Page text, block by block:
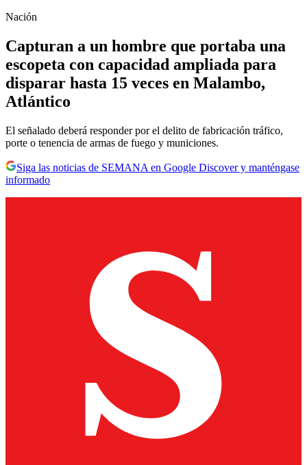
Nación
Capturan a un hombre que portaba una
escopeta con capacidad ampliada para
disparar hasta 15 veces en Malambo,
Atlántico
El señalado deberá responder por el delito de fabricación tráfico,
porte o tenencia de armas de fuego y municiones.
Siga las noticias de SEMANA en Google Discover y manténgase
informado